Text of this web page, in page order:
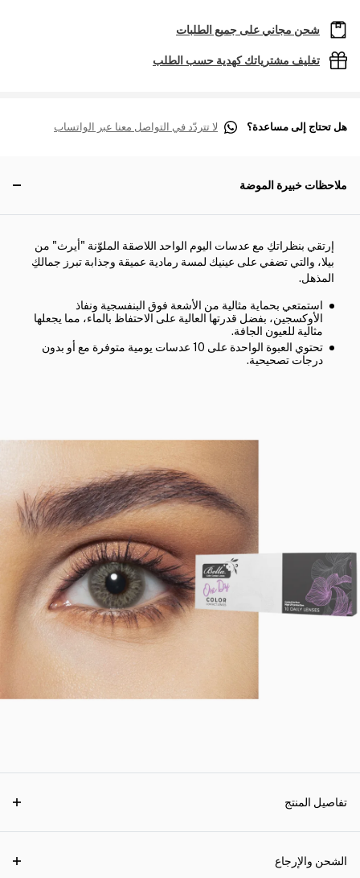
شحن مجاني على جميع الطلبات
تغليف مشترياتك كهدية حسب الطلب
هل تحتاج إلى مساعدة؟ لا تتردّد في التواصل معنا عبر الواتساب
ملاحظات خبيرة الموضة
إرتقي بنظراتكِ مع عدسات اليوم الواحد اللاصقة الملوّنة "أيرث" من
بيلا، والتي تضفي على عينيك لمسة رمادية عميقة وجذابة تبرز جمالكِ
المذهل.
استمتعي بحماية مثالية من الأشعة فوق البنفسجية ونفاذ
الأوكسجين، بفضل قدرتها العالية على الاحتفاظ بالماء، مما يجعلها
مثالية للعيون الجافة.
تحتوي العبوة الواحدة على 10 عدسات يومية متوفرة مع أو بدون
درجات تصحيحية.
تفاصيل المنتج
الشحن والإرجاع